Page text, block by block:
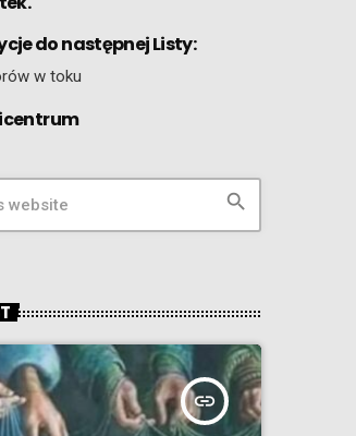
do następnej Listy:
w toku
search
insert_link